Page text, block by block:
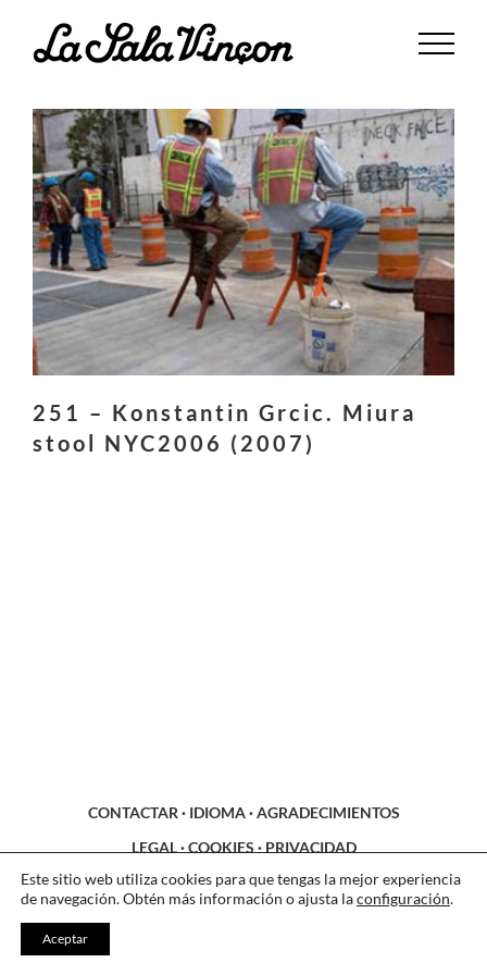
251 – Konstantin Grcic. Miura
stool NYC2006 (2007)
CONTACTAR · IDIOMA·AGRADECIMIENTOS
LEGAL·COOKIES · PRIVACIDAD
Este sitio web utiliza cookies para que tengas la mejor experiencia
de navegación. Obtén más información o ajusta laconfiguración.
Aceptar